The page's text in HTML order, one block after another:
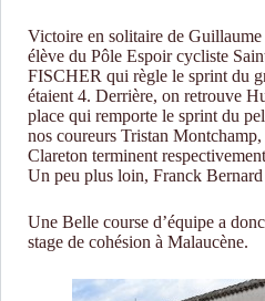
Victoire en solitaire de Guillaume
élève du Pôle Espoir cycliste
FISCHER qui règle le sprint du
étaient 4. Derrière, on retrouve
place qui remporte le sprint du
nos coureurs Tristan
Clareton terminent
Un peu plus loin, Franck Bernard
Une Belle course d’équipe a
stage de cohésion à Malaucène.